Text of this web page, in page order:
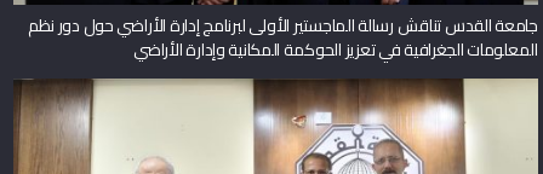
جامعة القدس تناقش رسالة الماجستير الأولى لبرنامج إدارة الأراضي حول دور نظم
المعلومات الجغرافية في تعزيز الحوكمة المكانية وإدارة الأراضي